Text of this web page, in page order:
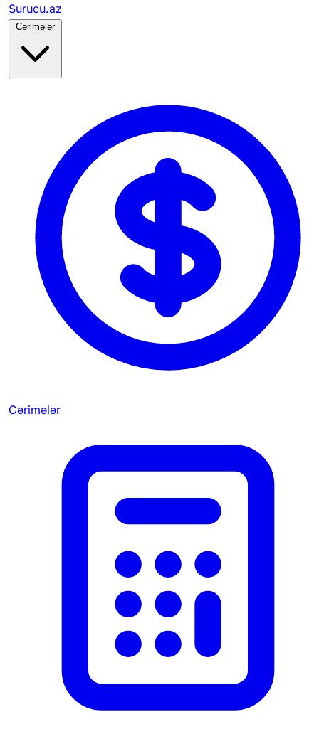
Surucu.az
Cərimələr
Cərimələr